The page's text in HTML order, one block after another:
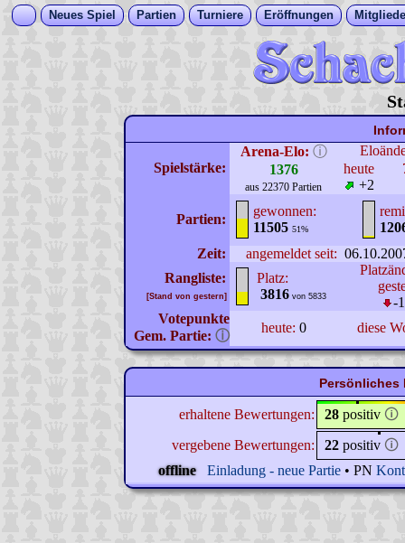
Neues Spiel Partien Turniere Eröffnungen
Spielstärke:
Arena-Elo: ⓘ
1376
aus 22370 Partien
heute
+2
Partien:
gewonnen:
11505 51%
Zeit:
angemeldet seit:
Rangliste:
[Stand von gestern]
Platz:
3816 von 5833
-
Votepunkte
Gem. Partie: ⓘ
heute: 0 diese
Persönliches
erhaltene Bewertungen: 28 positiv 🛈
vergebene Bewertungen:
22 positiv 🛈
offline
Einladung - neue Partie • PN